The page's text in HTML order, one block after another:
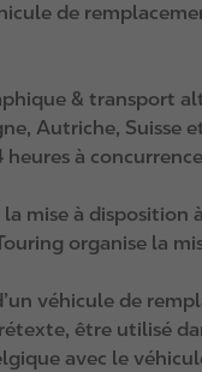
de
& transport
Autriche, Suisse
à
mise à disposition
organise la
véhicule de
être utilisé
avec le